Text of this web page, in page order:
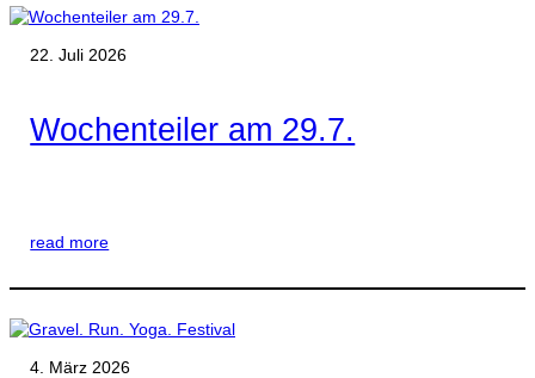
22. Juli 2026
Wochenteiler am 29.7.
read more
4. März 2026